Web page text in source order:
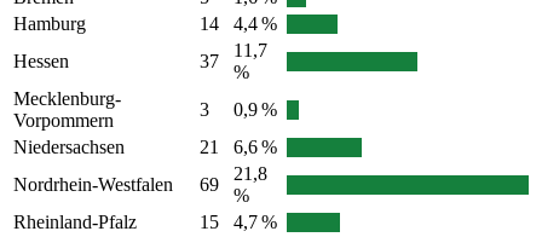
Hamburg
14
4,4 %
Hessen
37
11,7
%
Mecklenburg-
Vorpommern
3
0,9 %
Niedersachsen
21
6,6 %
Nordrhein-Westfalen
69
21,8
%
Rheinland-Pfalz
15
4,7 %